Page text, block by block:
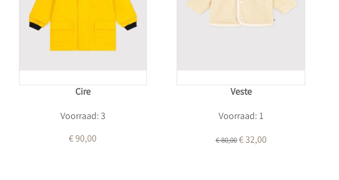
Cire
Voorraad: 3
€ 90,00
Veste
Voorraad: 1
€ 80,00€ 32,00